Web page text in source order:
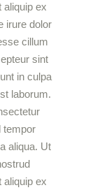
aliquip ex
irure dolor
cillum
sint
in culpa
laborum.
tempor
aliqua. Ut
aliquip ex